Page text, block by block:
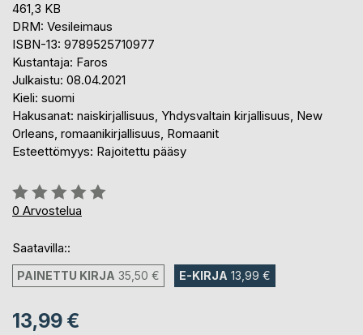
461,3 KB
DRM: Vesileimaus
ISBN-13: 9789525710977
Kustantaja: Faros
Julkaistu: 08.04.2021
Kieli: suomi
Hakusanat: naiskirjallisuus, Yhdysvaltain kirjallisuus, New
Orleans, romaanikirjallisuus, Romaanit
Esteettömyys: Rajoitettu pääsy
Arvostelu::
0%
0 Arvostelua
Saatavilla::
PAINETTU KIRJA 35,50 € E-KIRJA 13,99 €
13,99 €